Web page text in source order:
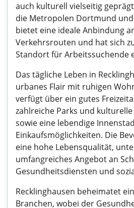
auch kulturell vielseitig
die Metropolen Dortmund
bietet eine ideale Anbindung
Verkehrsrouten und hat sich
Standort für Arbeitssuchende
Das tägliche Leben in
urbanes Flair mit ruhigen
verfügt über ein gutes
zahlreiche Parks und
sowie eine lebendige
Einkaufsmöglichkeiten. Die
eine hohe Lebensqualität,
umfangreiches Angebot an
Gesundheitsdiensten und
Recklinghausen beheimatet
Branchen, wobei der